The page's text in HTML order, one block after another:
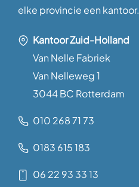
elke provincie een kantoor.
Kantoor Zuid-Holland
Van Nelle Fabriek
Van Nelleweg 1
3044 BC Rotterdam
010 268 71 73
0183 615 183
06 22 93 33 13